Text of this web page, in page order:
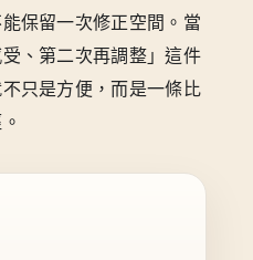
保留一次修正空間。當
、第二次再調整」這件
只是方便，而是一條比